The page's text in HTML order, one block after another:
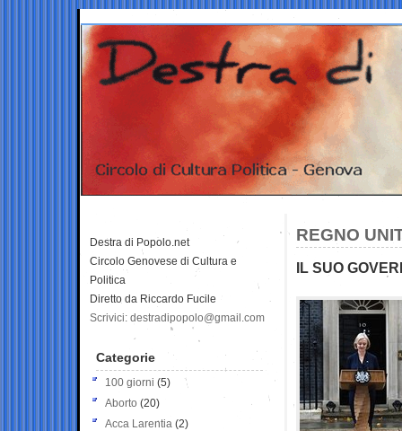
REGNO
IL SUO
Destra di Popolo.net
Circolo Genovese di Cultura e
Politica
Diretto da Riccardo Fucile
Scrivici: destradipopolo@gmail.com
Categorie
100 giorni (5)
Aborto (20)
Acca Larentia (2)